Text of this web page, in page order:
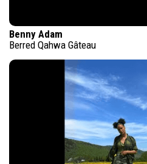
Benny Adam
Berred Qahwa Gâteau